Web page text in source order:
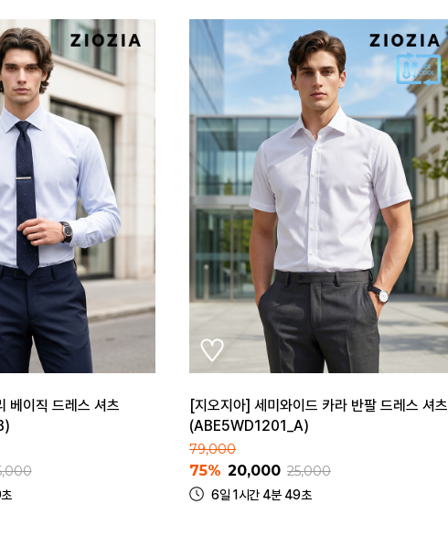
베이직 드레스 셔츠
[지오지아] 세미와이드 카라 반팔 드레스 셔츠
(ABE5WD1201_A)
79,000
75% 20,000 25,000
6일 1시간 4분 49초